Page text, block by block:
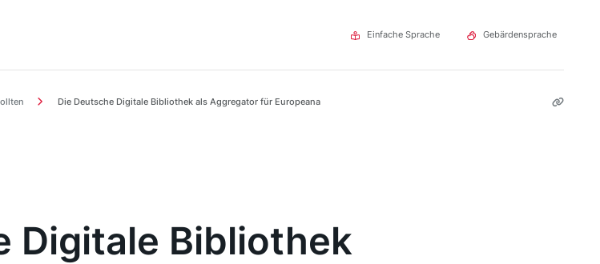
Einfache Sprache Gebärdensprache
Die Deutsche Digitale Bibliothek als Aggregator für Europeana
Digitale Bibliothek